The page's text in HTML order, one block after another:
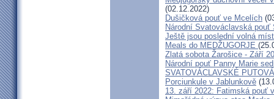
(02.12.2022)
Dušičková pouť ve Mcelích
Národní Svatováclavská pouť
Ještě jsou poslední volná
Meals do MEDŽUGORJE
Zlatá sobota Žarošice - Září
Národní pouť Panny Marie
SVATOVÁCLAVSKÉ
Porciunkule v Jablunkově
13. září 2022: Fatimská pouť